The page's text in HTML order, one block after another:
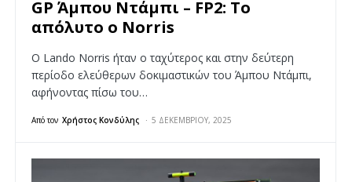
GP Άμπου Ντάμπι – FP2: To
απόλυτο ο Norris
Ο Lando Norris ήταν ο ταχύτερος και στην δεύτερη
περίοδο ελεύθερων δοκιμαστικών του Άμπου Ντάμπι,
αφήνοντας πίσω του…
Από τον Χρήστος Κονδύλης 5 ΔΕΚΕΜΒΡΊΟΥ, 2025